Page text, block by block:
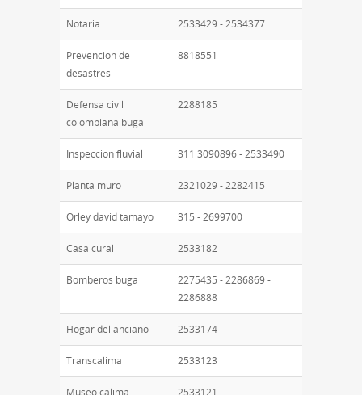
Notaria 2533429 - 2534377
Prevencion de
desastres
8818551
Defensa civil
colombiana buga
2288185
Inspeccion fluvial 311 3090896 - 2533490
Planta muro 2321029 - 2282415
Orley david tamayo 315 - 2699700
Casa cural 2533182
Bomberos buga
2275435 - 2286869 -
2286888
Hogar del anciano 2533174
Transcalima 2533123
Museo calima 2533121